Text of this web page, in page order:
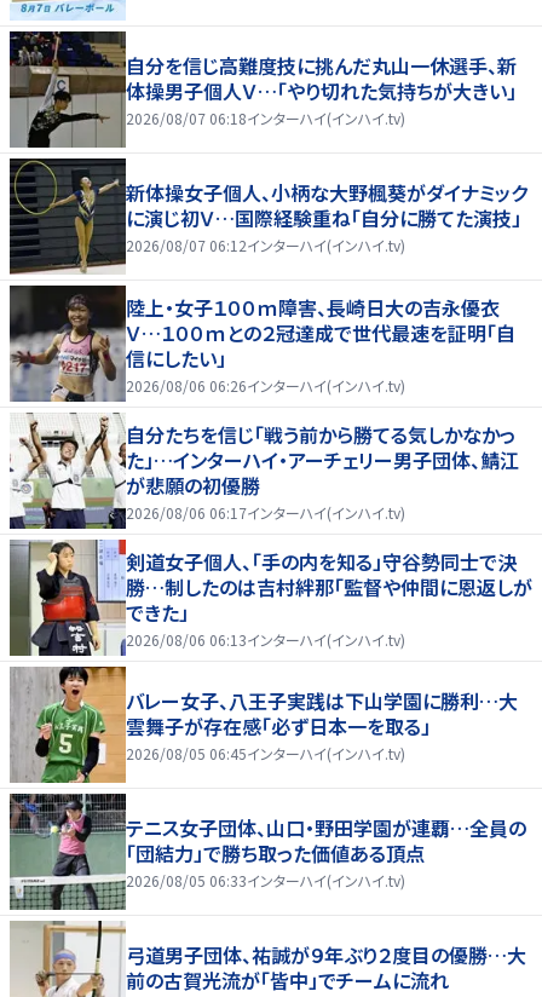
自分を信じ高難度技に挑んだ丸山一休選手、新
体操男子個人Ｖ…「やり切れた気持ちが大きい」
2026/08/07 06:18インターハイ(インハイ.tv)
新体操女子個人、小柄な大野楓葵がダイナミック
に演じ初Ｖ…国際経験重ね「自分に勝てた演技」
2026/08/07 06:12インターハイ(インハイ.tv)
陸上・女子１００ｍ障害、長崎日大の吉永優衣
Ｖ…１００ｍとの２冠達成で世代最速を証明「自
信にしたい」
2026/08/06 06:26インターハイ(インハイ.tv)
自分たちを信じ「戦う前から勝てる気しかなかっ
た」…インターハイ・アーチェリー男子団体、鯖江
が悲願の初優勝
2026/08/06 06:17インターハイ(インハイ.tv)
剣道女子個人、「手の内を知る」守谷勢同士で決
勝…制したのは吉村絆那「監督や仲間に恩返しが
できた」
2026/08/06 06:13インターハイ(インハイ.tv)
バレー女子、八王子実践は下山学園に勝利…大
雲舞子が存在感「必ず日本一を取る」
2026/08/05 06:45インターハイ(インハイ.tv)
テニス女子団体、山口・野田学園が連覇…全員の
「団結力」で勝ち取った価値ある頂点
2026/08/05 06:33インターハイ(インハイ.tv)
弓道男子団体、祐誠が９年ぶり２度目の優勝…大
前の古賀光流が「皆中」でチームに流れ